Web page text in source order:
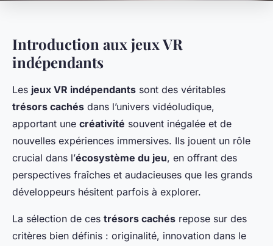
Introduction aux jeux VR
indépendants
Les jeux VR indépendants sont des véritables
trésors cachés dans l’univers vidéoludique,
apportant une créativité souvent inégalée et de
nouvelles expériences immersives. Ils jouent un rôle
crucial dans l’écosystème du jeu, en offrant des
perspectives fraîches et audacieuses que les grands
développeurs hésitent parfois à explorer.
La sélection de ces trésors cachés repose sur des
critères bien définis : originalité, innovation dans le